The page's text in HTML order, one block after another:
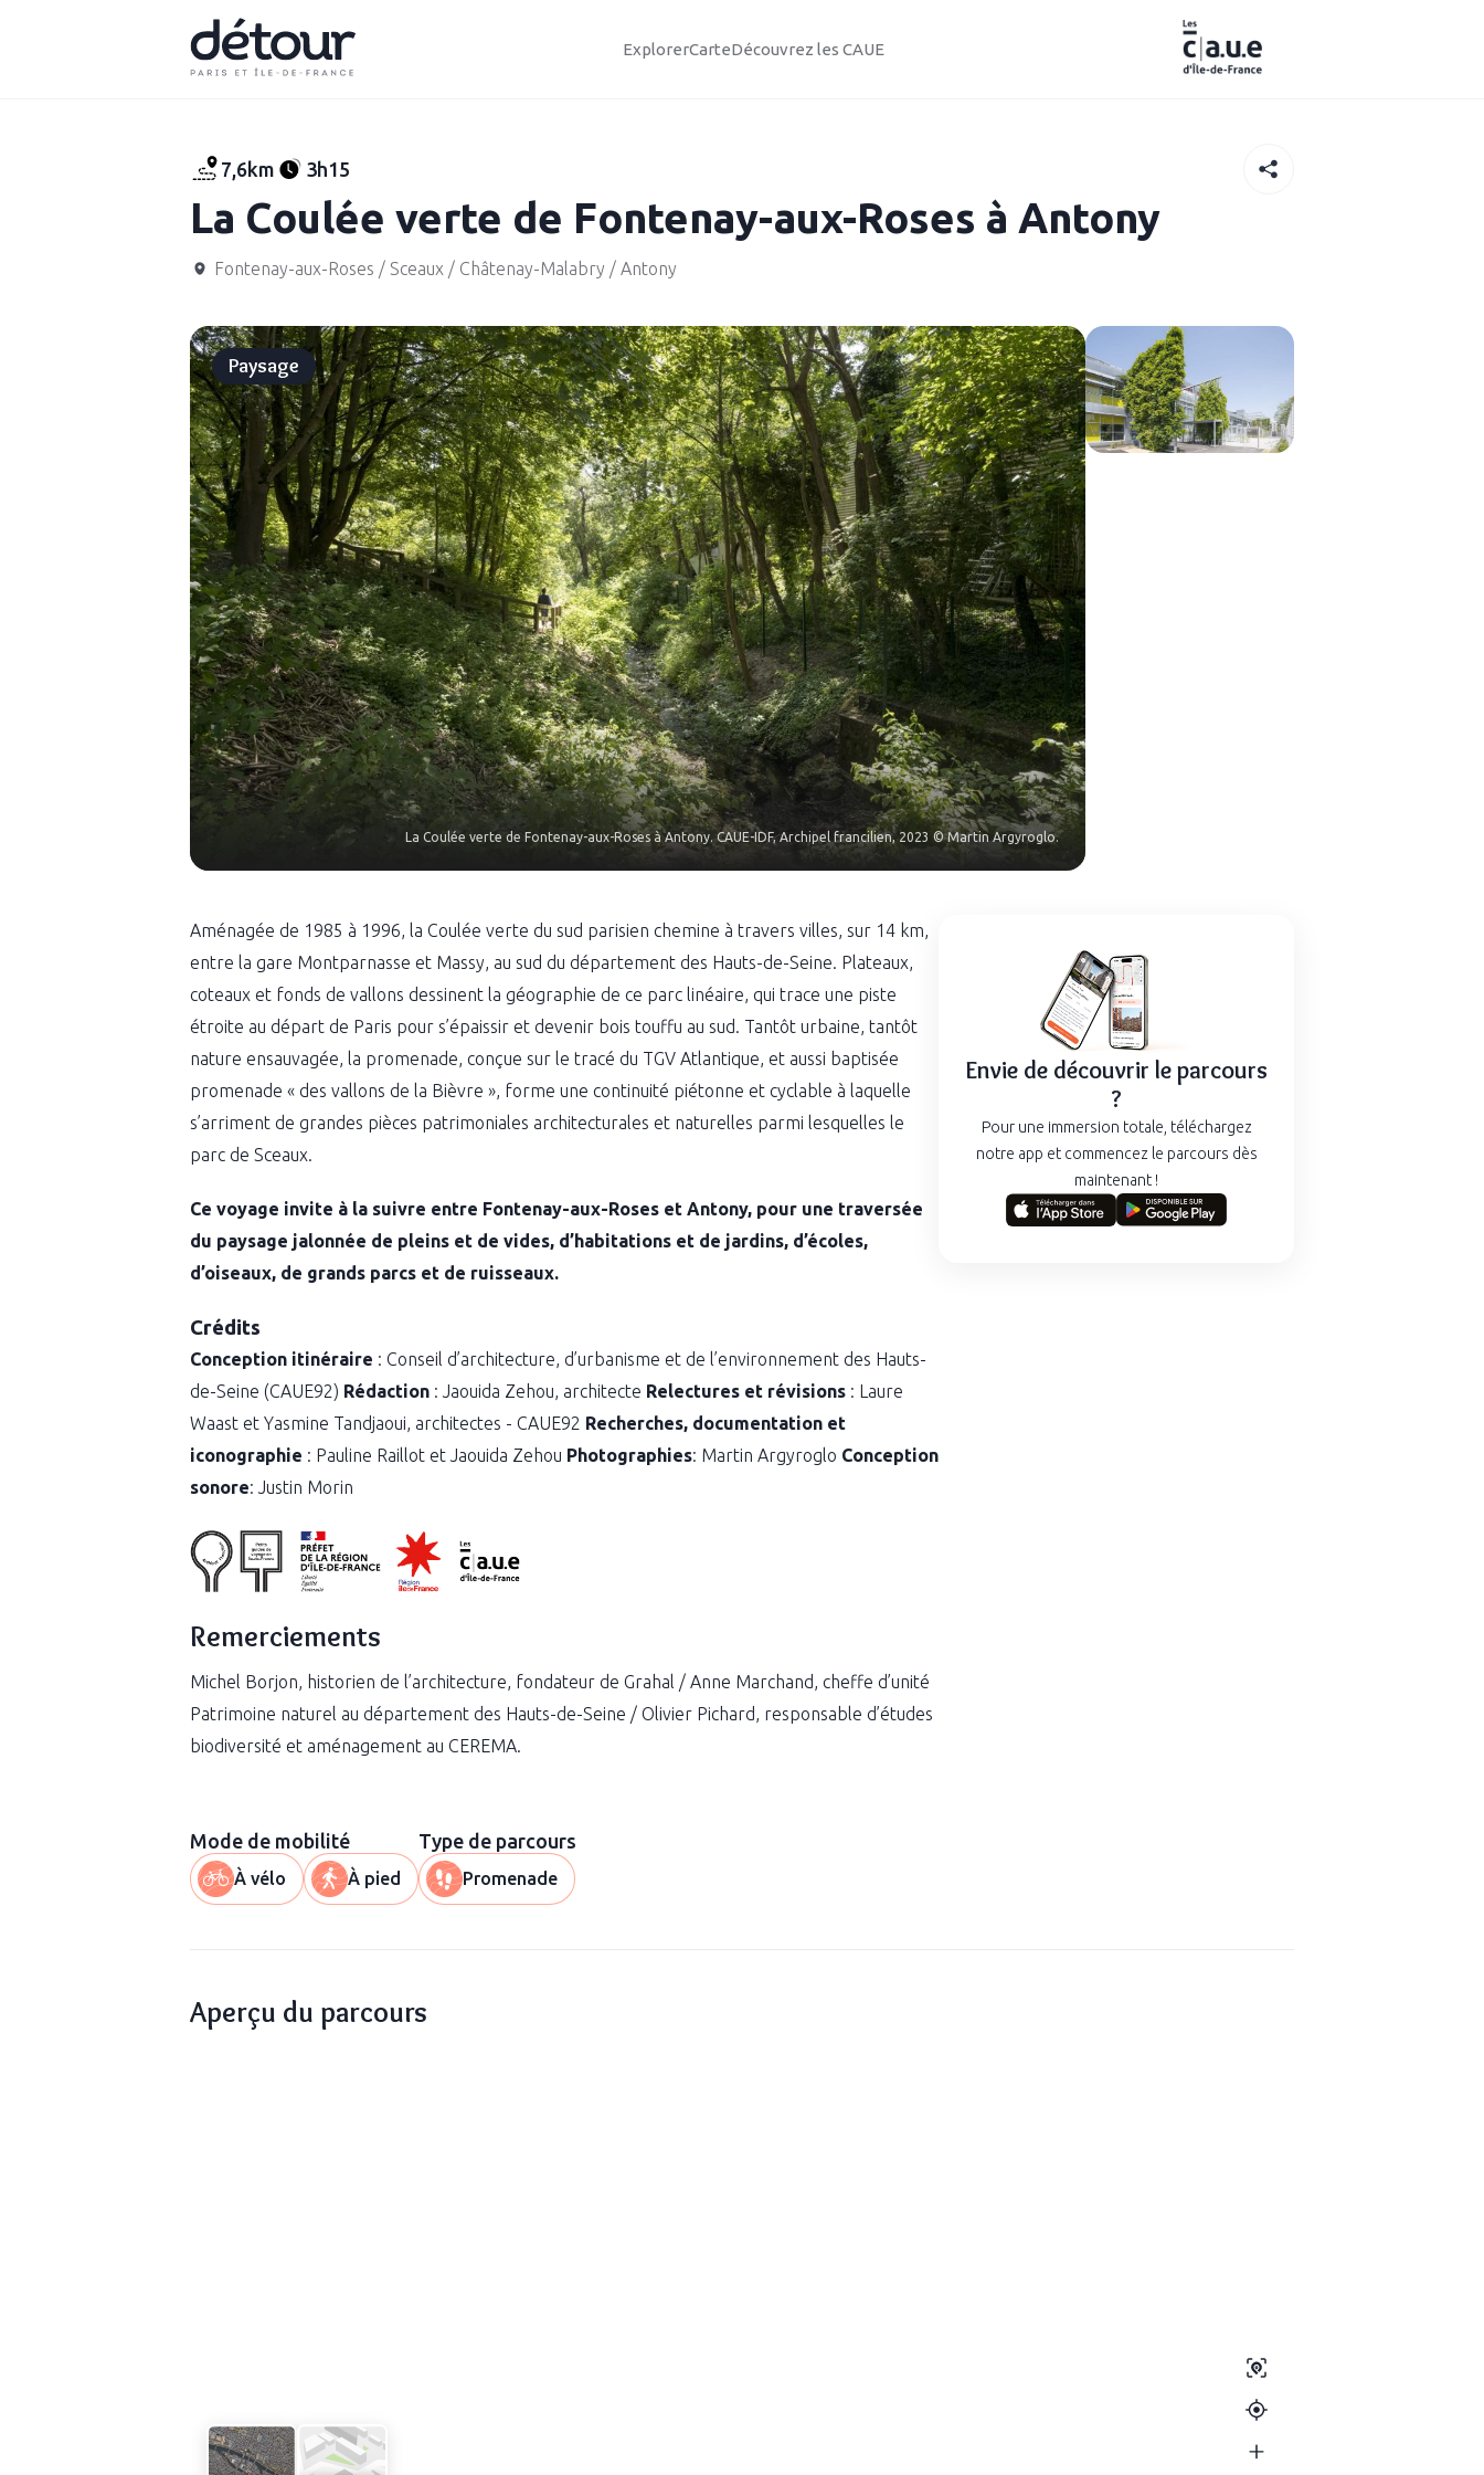
ExplorerCarteDécouvrez les CAUE
7,6km 3h15
La Coulée verte de Fontenay-aux-Roses à Antony
Fontenay-aux-Roses / Sceaux / Châtenay-Malabry / Antony
Paysage
La Coulée verte de Fontenay-aux-Roses à Antony. CAUE-IDF, Archipel francilien, 2023 © Martin Argyroglo.
Aménagée de 1985 à 1996, la Coulée verte du sud parisien chemine à travers villes, sur 14 km,
entre la gare Montparnasse et Massy, au sud du département des Hauts-de-Seine. Plateaux,
coteaux et fonds de vallons dessinent la géographie de ce parc linéaire, qui trace une piste
étroite au départ de Paris pour s’épaissir et devenir bois touffu au sud. Tantôt urbaine, tantôt
nature ensauvagée, la promenade, conçue sur le tracé du TGV Atlantique, et aussi baptisée
promenade « des vallons de la Bièvre », forme une continuité piétonne et cyclable à laquelle
s’arriment de grandes pièces patrimoniales architecturales et naturelles parmi lesquelles le
parc de Sceaux.
Ce voyage invite à la suivre entre Fontenay-aux-Roses et Antony, pour une traversée
du paysage jalonnée de pleins et de vides, d’habitations et de jardins, d’écoles,
d’oiseaux, de grands parcs et de ruisseaux.
Crédits
Conception itinéraire : Conseil d’architecture, d’urbanisme et de l’environnement des Hauts-
de-Seine (CAUE92) Rédaction : Jaouida Zehou, architecte Relectures et révisions : Laure
Waast et Yasmine Tandjaoui, architectes - CAUE92 Recherches, documentation et
iconographie : Pauline Raillot et Jaouida Zehou Photographies: Martin Argyroglo Conception
sonore: Justin Morin
Remerciements
Michel Borjon, historien de l’architecture, fondateur de Grahal / Anne Marchand, cheffe d’unité
Patrimoine naturel au département des Hauts-de-Seine / Olivier Pichard, responsable d’études
biodiversité et aménagement au CEREMA.
Envie de découvrir le parcours
?
Pour une immersion totale, téléchargez
notre app et commencez le parcours dès
maintenant !
Mode de mobilité
À vélo À pied
Type de parcours
Promenade
Aperçu du parcours